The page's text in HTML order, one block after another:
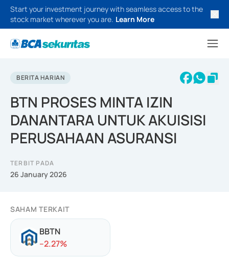
Start your investment journey with seamless access to the
stock market wherever you are. Learn More
BERITA HARIAN
BTN PROSES MINTA IZIN
DANANTARA UNTUK AKUISISI
PERUSAHAAN ASURANSI
TERBIT PADA
26 January 2026
SAHAM TERKAIT
BBTN
--2.27%